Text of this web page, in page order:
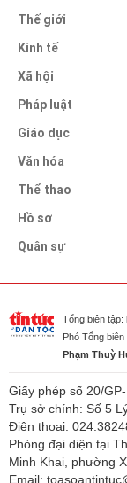
Thế giới
Kinh tế
Xã hội
Pháp luật
Giáo dục
Văn hóa
Thể thao
Hồ sơ
Quân sự
Tổng biên tập:
Phó Tổng biên
Phạm Thuỳ
Giấy phép số 20/
Trụ sở chính: Số 5
Điện thoại:
Phòng đại diện tại
Minh Khai, phường
Email: